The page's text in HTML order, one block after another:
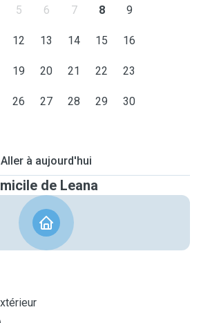
5 6 7 8 9
12 13 14 15 16
19 20 21 22 23
26 27 28 29 30
Aller à aujourd'hui
de Leana